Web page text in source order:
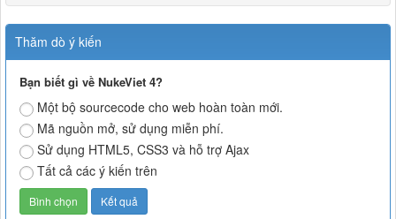
Thăm dò ý kiến
Bạn biết gì về NukeViet 4?
Một bộ sourcecode cho web hoàn toàn mới.
Mã nguồn mở, sử dụng miễn phí.
Sử dụng HTML5, CSS3 và hỗ trợ Ajax
Tất cả các ý kiến trên